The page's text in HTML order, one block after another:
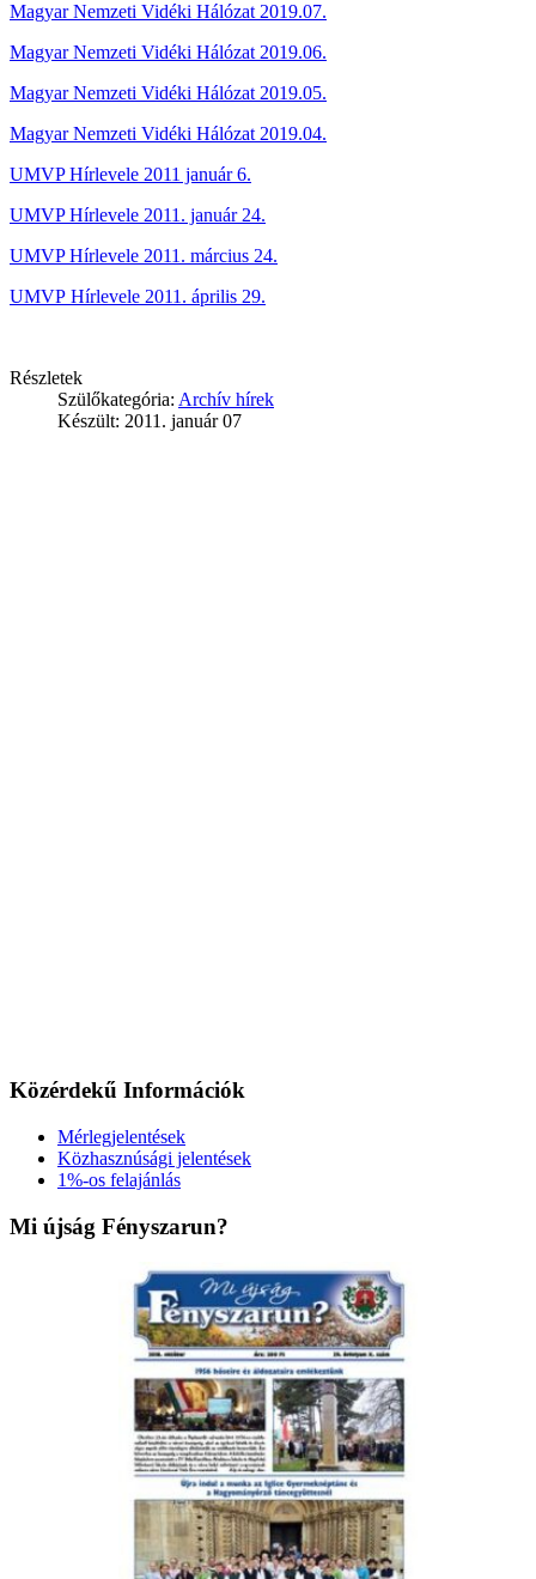
Magyar Nemzeti Vidéki Hálózat 2019.07.
Magyar Nemzeti Vidéki Hálózat 2019.06.
Magyar Nemzeti Vidéki Hálózat 2019.05.
Magyar Nemzeti Vidéki Hálózat 2019.04.
UMVP Hírlevele 2011 január 6.
UMVP Hírlevele 2011. január 24.
UMVP Hírlevele 2011. március 24.
UMVP Hírlevele 2011. április 29.
Részletek
Szülőkategória: Archív hírek
Készült: 2011. január 07
Közérdekű Információk
Mérlegjelentések
Közhasznúsági jelentések
1%-os felajánlás
Mi újság Fényszarun?